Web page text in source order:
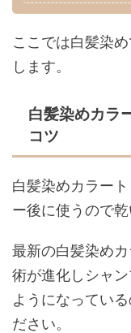
ここでは白髪染
します。
白髪染めカラ
コツ
白髪染めカラー
ー後に使うので
最新の白髪染め
術が進化しシャ
ようになってい
ださい。